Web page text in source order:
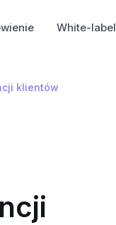
White-label
klientów